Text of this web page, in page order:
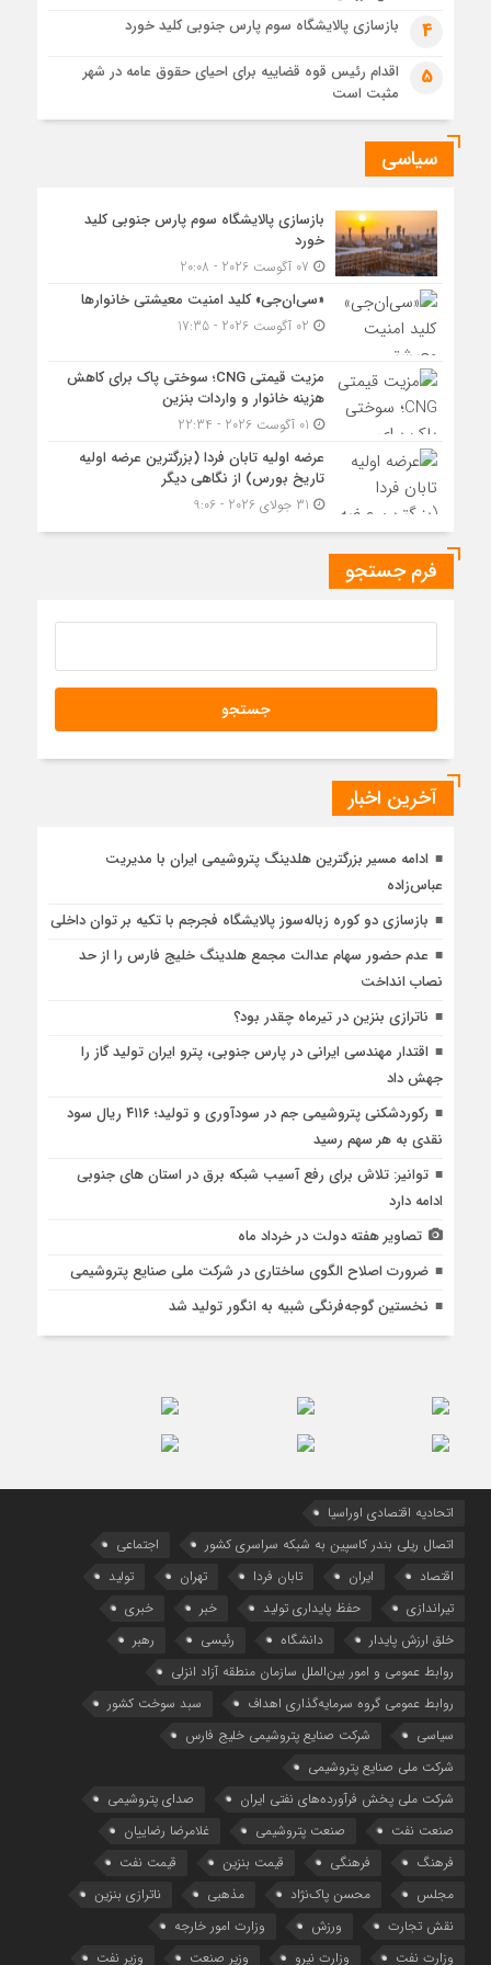
واردات بنزین4 بازسازی پالایشگاه سوم پارس جنوبی کلید خورد
5
اقدام رئیس قوه قضاییه برای احیای حقوق عامه در شهر
مثبت است
سیاسی
بازسازی پالایشگاه سوم پارس جنوبی کلید
خورد
«سی‌ان‌جی» کلید امنیت معیشتی خانوارها
مزیت قیمتی CNG؛ سوختی پاک برای کاهش
هزینه خانوار و واردات بنزین
عرضه اولیه تابان فردا (بزرگترین عرضه اولیه
تاریخ بورس) از نگاهی دیگر
فرم جستجو
آخرین اخبار
ادامه مسیر بزرگترین هلدینگ پتروشیمی ایران با مدیریت
عباس‌زاده
بازسازی دو کوره زباله‌سوز پالایشگاه فجرجم با تکیه‌ بر توان داخلی
عدم حضور سهام عدالت مجمع هلدینگ خلیج فارس را از حد
نصاب انداخت
ناترازی بنزین در تیرماه چقدر بود؟
اقتدار مهندسی ایرانی در پارس جنوبی، پترو ایران تولید گاز را
جهش داد
رکوردشکنی پتروشیمی جم در سودآوری و تولید؛ ۴۱۱۶ ریال سود
نقدی به هر سهم رسید
توانیر: تلاش برای رفع آسیب شبکه برق در استان های جنوبی
ادامه دارد
تصاویر هفته دولت در خرداد ماه
ضرورت اصلاح الگوی ساختاری در شرکت ملی صنایع پتروشیمی
نخستین گوجه‌فرنگی شبیه به انگور تولید شد
اتحادیه اقتصادی اوراسیا
اتصال ریلی بندر کاسپین به شبکه سراسری کشور
اجتماعی
اقتصاد
ایران تابان فردا تهران
تولید
تیراندازی
حفظ پایداری تولید خبر
خبری
خلق ارزش پایدار
دانشگاه رئیسی
رهبر
روابط عمومی و امور بین‌الملل سازمان منطقه آزاد انزلی
روابط عمومی گروه سرمایه‌گذاری اهداف
سبد سوخت کشور
سیاسی
شرکت صنایع پتروشیمی خلیج فارس
شرکت ملی صنایع پتروشیمی
شرکت ملی پخش فرآورده‌های نفتی ایران
صدای پتروشیمی
صنعت نفت
صنعت پتروشیمی
غلامرضا رضاییان
فرهنگ
فرهنگی قیمت بنزین
قیمت نفت
مجلس
محسن پاک‌نژاد مذهبی
ناترازی بنزین
نقش تجارت
ورزش
وزارت امور خارجه
وزارت نفت
وزارت نیرو وزیر صنعت وزیر نفت